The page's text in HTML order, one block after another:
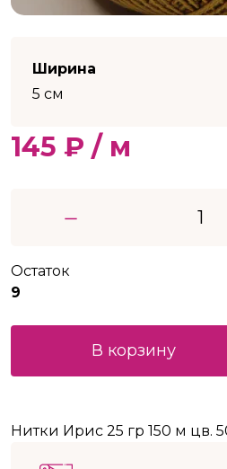
Ширина
5 см
145 ₽ / м
Остаток
9
В корзину
Нитки Ирис 25 гр 150 м цв.